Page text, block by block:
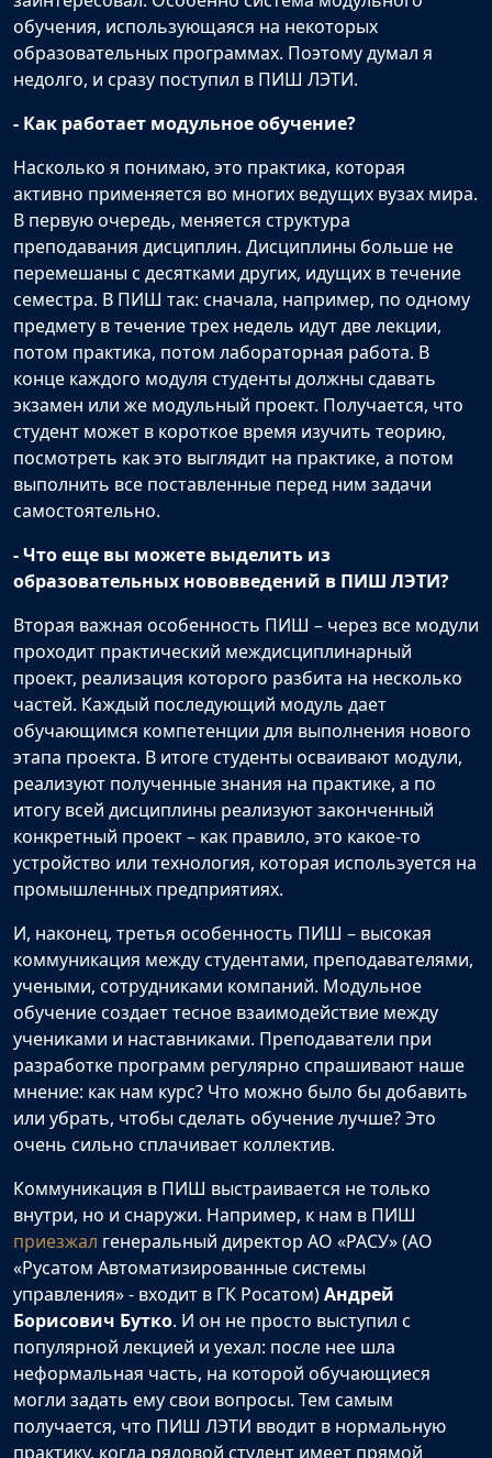
обучения, использующаяся на некоторых
образовательных программах. Поэтому думал я
недолго, и сразу поступил в ПИШ ЛЭТИ.
- Как работает модульное обучение?
Насколько я понимаю, это практика, которая
активно применяется во многих ведущих вузах мира.
В первую очередь, меняется структура
преподавания дисциплин. Дисциплины больше не
перемешаны с десятками других, идущих в течение
семестра. В ПИШ так: сначала, например, по одному
предмету в течение трех недель идут две лекции,
потом практика, потом лабораторная работа. В
конце каждого модуля студенты должны сдавать
экзамен или же модульный проект. Получается, что
студент может в короткое время изучить теорию,
посмотреть как это выглядит на практике, а потом
выполнить все поставленные перед ним задачи
самостоятельно.
- Что еще вы можете выделить из
образовательных нововведений в ПИШ ЛЭТИ?
Вторая важная особенность ПИШ – через все модули
проходит практический междисциплинарный
проект, реализация которого разбита на несколько
частей. Каждый последующий модуль дает
обучающимся компетенции для выполнения нового
этапа проекта. В итоге студенты осваивают модули,
реализуют полученные знания на практике, а по
итогу всей дисциплины реализуют законченный
конкретный проект – как правило, это какое-то
устройство или технология, которая используется на
промышленных предприятиях.
И, наконец, третья особенность ПИШ – высокая
коммуникация между студентами, преподавателями,
учеными, сотрудниками компаний. Модульное
обучение создает тесное взаимодействие между
учениками и наставниками. Преподаватели при
разработке программ регулярно спрашивают наше
мнение: как нам курс? Что можно было бы добавить
или убрать, чтобы сделать обучение лучше? Это
очень сильно сплачивает коллектив.
Коммуникация в ПИШ выстраивается не только
внутри, но и снаружи. Например, к нам в ПИШ
приезжал генеральный директор АО «РАСУ» (АО
«Русатом Автоматизированные системы
управления» - входит в ГК Росатом)Андрей
Борисович Бутко. И он не просто выступил с
популярной лекцией и уехал: после нее шла
неформальная часть, на которой обучающиеся
могли задать ему свои вопросы. Тем самым
получается, что ПИШ ЛЭТИ вводит в нормальную
практику, когда рядовой студент имеет прямой